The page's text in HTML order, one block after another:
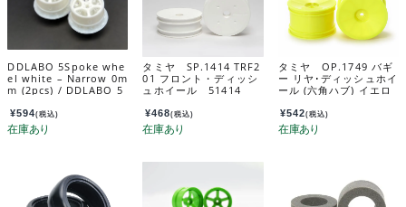
DDLABO 5Spoke whe
el white – Narrow 0m
m (2pcs) / DDLABO 5
白 ナロー0ｍｍ (2pcs)
DDL-WR001W-N0
¥594(税込)
タミヤ SP.1414 TRF2
01 フロント・ディッシ
ュホイール 51414
¥468(税込)
タミヤ OP.1749 バギ
ー リヤ･ディッシュホイ
ール (六角ハブ) イエロ
¥542(税込)